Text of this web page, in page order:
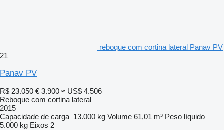
reboque com cortina lateral Panav PV
21
Panav PV
R$ 23.050 € 3.900 ≈ US$ 4.506
Reboque com cortina lateral
2015
Capacidade de carga 13.000 kg Volume 61,01 m³ Peso líquido
5.000 kg Eixos 2